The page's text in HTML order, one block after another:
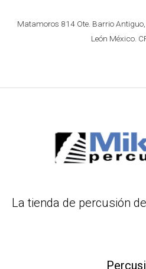
Matamoros 814 Ote. Barrio
León México.
La tienda de percusión